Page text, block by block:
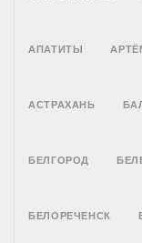
АПАТИТЫ
АСТРАХАНЬ
БЕЛГОРОД
БЕЛОРЕЧЕНСК